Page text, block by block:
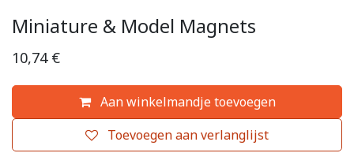
Miniature & Model Magnets
10,74€
Aan winkelmandje toevoegen
Toevoegen aan verlanglijst